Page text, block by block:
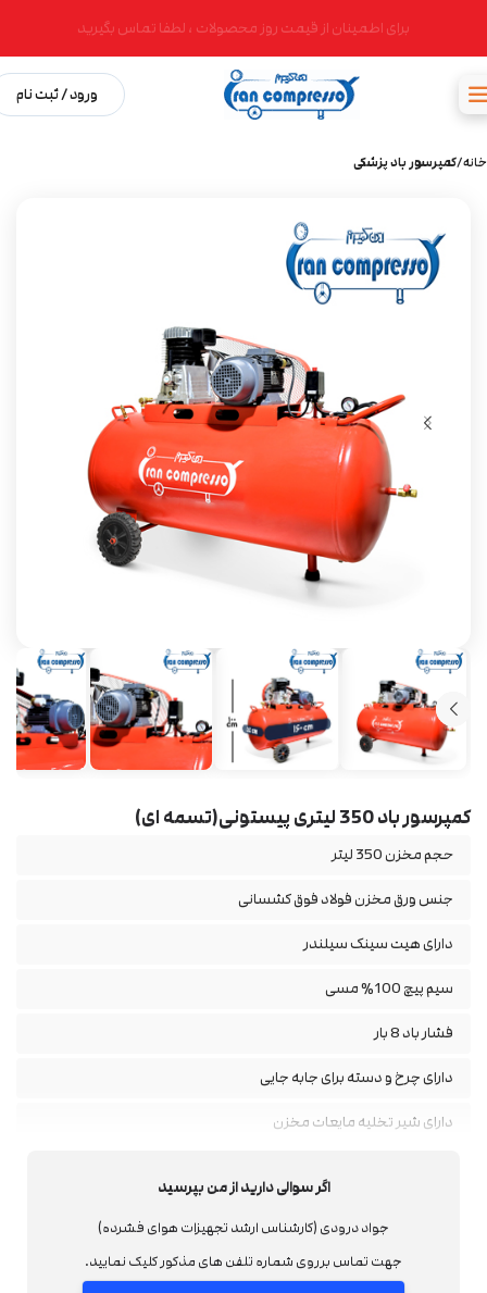
برای اطمینان از قیمت روز محصولات ، لطفا تماس بگیرید
ورود / ثبت نام
خانه کمپرسور باد پزشکی
کمپرسور باد 350 لیتری پیستونی(تسمه ای)
حجم مخزن 350 لیتر
جنس ورق مخزن فولاد فوق کشسانی
دارای هیت سینک سیلندر
سیم پیچ 100% مسی
فشار باد 8 بار
دارای چرخ و دسته برای جابه جایی
دارای شیر تخلیه مایعات مخزن
اگر سوالی دارید از من بپرسید
جواد درودی (کارشناس ارشد تجهیزات هوای فشرده)
جهت تماس برروی شماره تلفن های مذکور کلیک نمایید.